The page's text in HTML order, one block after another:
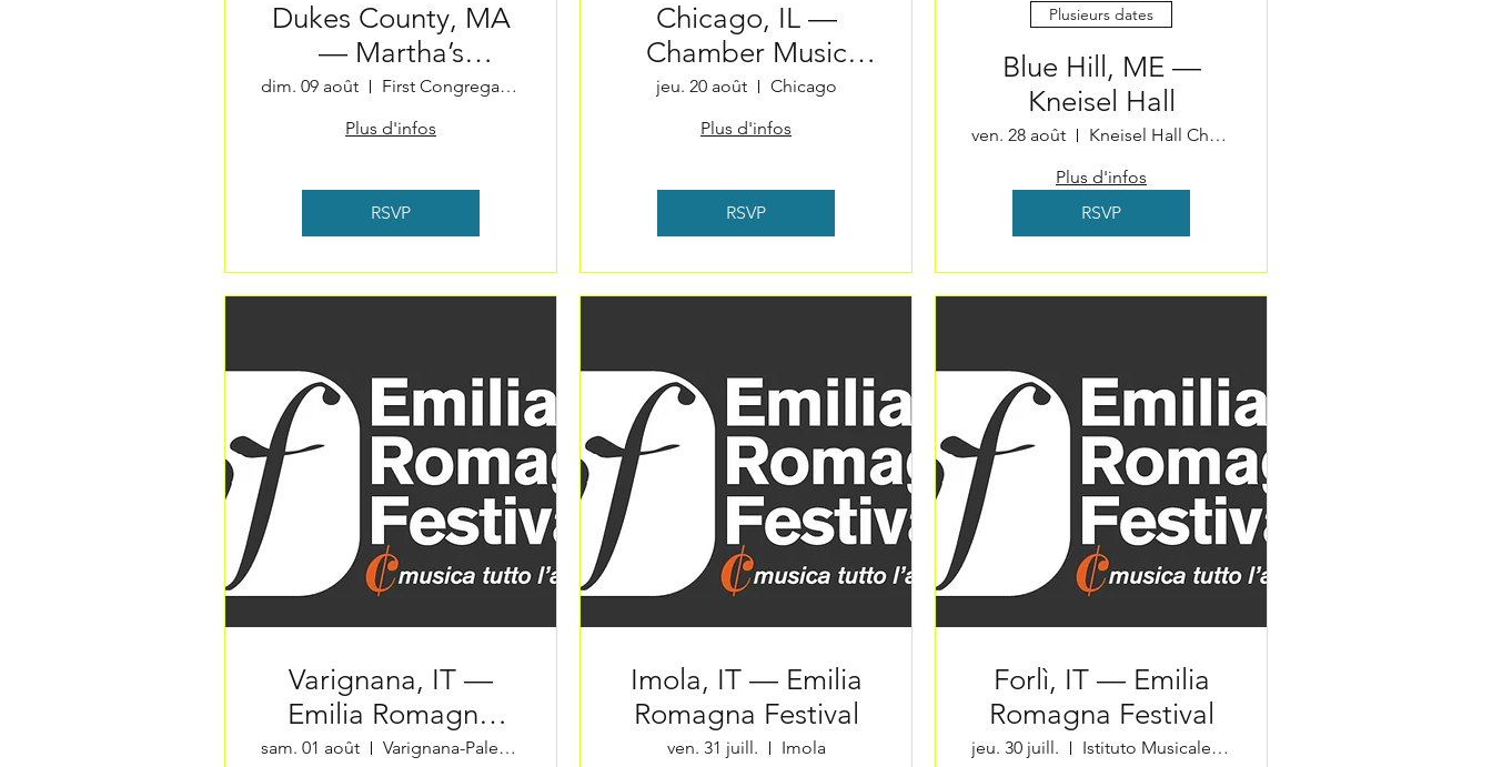
Dukes County, MA
— Martha’s
Vineyard Chamber
Music Society
dim. 09 août
First Congregational Church of West Tisb
Plus d'infos
RSVP
Chicago, IL —
Chamber Music
America
Conference
jeu. 20 août
Chicago
Plus d'infos
RSVP
Plusieurs dates
Blue Hill, ME —
Kneisel Hall
ven. 28 août
Kneisel Hall Chamber Music School & Fest
Plus d'infos
RSVP
Varignana, IT —
Emilia Romagna
Festival
sam. 01 août
Varignana-Palesio
Imola, IT — Emilia
Romagna Festival
ven. 31 juill.
Imola
Forlì, IT — Emilia
Romagna Festival
jeu. 30 juill.
Istituto Musicale Angelo Masini